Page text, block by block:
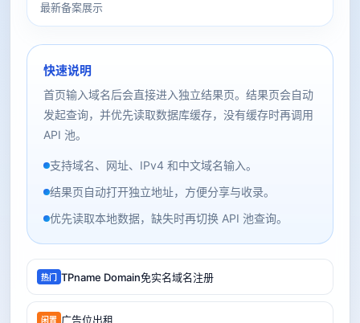
最新备案展示
快速说明
首页输入域名后会直接进入独立结果页。结果页会自动
发起查询，并优先读取数据库缓存，没有缓存时再调用
API 池。
支持域名、网址、IPv4 和中文域名输入。
结果页自动打开独立地址，方便分享与收录。
优先读取本地数据，缺失时再切换 API 池查询。
热门 TPname Domain免实名域名注册
闲置 广告位出租